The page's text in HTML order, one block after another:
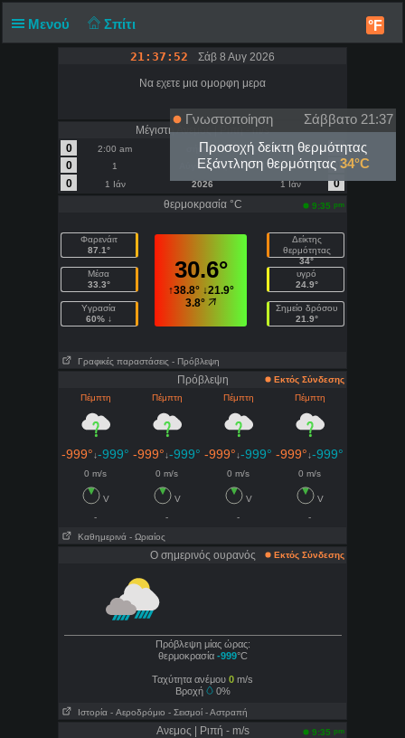
Μενού Σπίτι °F
21:37:52 Σάβ 8 Αυγ 2026
Να εχετε μια ομορφη μερα
Μέγιστη Ανεμος | Ριπή - m/s
0
2:00 am σήμερα 2:00 am
0
0
1 Αύγουστος 1
0
0
1 Ιάν 2026 1 Ιάν
0
θερμοκρασία °C
9:35 pm
Φαρενάιτ
87.1°
Μέσα
33.3°
Υγρασία
60% ↓
30.6°
↑38.8°↓21.9°
3.8°
Δείκτης
θερμότητας
34°
υγρό
24.9°
Σημείο δρόσου
21.9°
Γραφικές παραστάσεις - Πρόβλεψη
Πρόβλεψη
Εκτός Σύνδεσης
Πέμπτη
Πέμπτη Πέμπτη Πέμπτη
-999°↓-999° -999°↓-999° -999°↓-999° -999°↓-999°
0 m/s 0 m/s 0 m/s 0 m/s
V V V
V
-
- -
-
Καθημερινά - Ωριαίος
Ο σημερινός ουρανός Εκτός Σύνδεσης
Πρόβλεψη μίας ώρας:
θερμοκρασία -999°C
Ταχύτητα ανέμου 0 m/s
Βροχή
0%
Ιστορία - Aεροδρόμιο - Σεισμοί - Αστραπή
Ανεμος | Ριπή - m/s 9:35 pm
Γνωστοποίηση
Σάββατο 21:37
Προσοχή δείκτη θερμότητας
Εξάντληση θερμότητας 34°C